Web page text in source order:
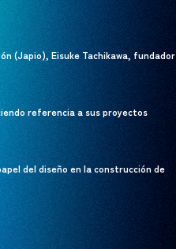
(Japio), Eisuke Tachikawa, fundador
referencia a sus proyectos
del diseño en la construcción de